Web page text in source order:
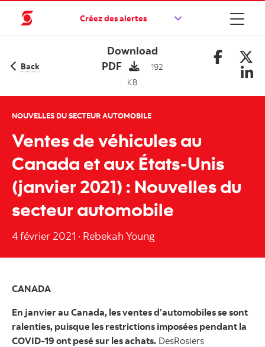
Créez des alertes
Back
Download
PDF
192
KB
NOUVELLES DU SECTEUR AUTOMOBILE
Ventes de véhicules au
Canada et aux États-Unis
(janvier 2021) : Nouvelles du
secteur automobile
4 février 2021 · Rebekah Young
CANADA
En janvier au Canada, les ventes d’automobiles se sont
ralenties, puisque les restrictions imposées pendant la
COVID-19 ont pesé sur les achats. DesRosiers